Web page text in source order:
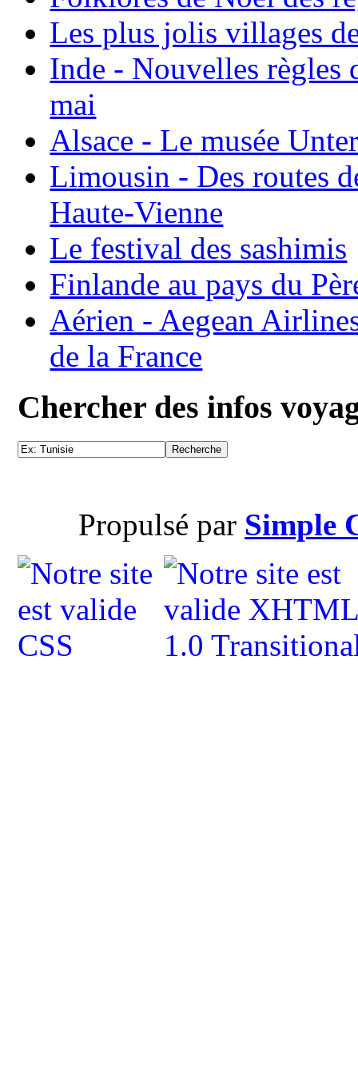
Les plus jolis villages
Inde - Nouvelles règles
mai
Alsace - Le musée
Limousin - Des routes
Haute-Vienne
Le festival des sashimis
Finlande au pays du
Aérien - Aegean
de la France
Chercher des infos
Propulsé par Simple